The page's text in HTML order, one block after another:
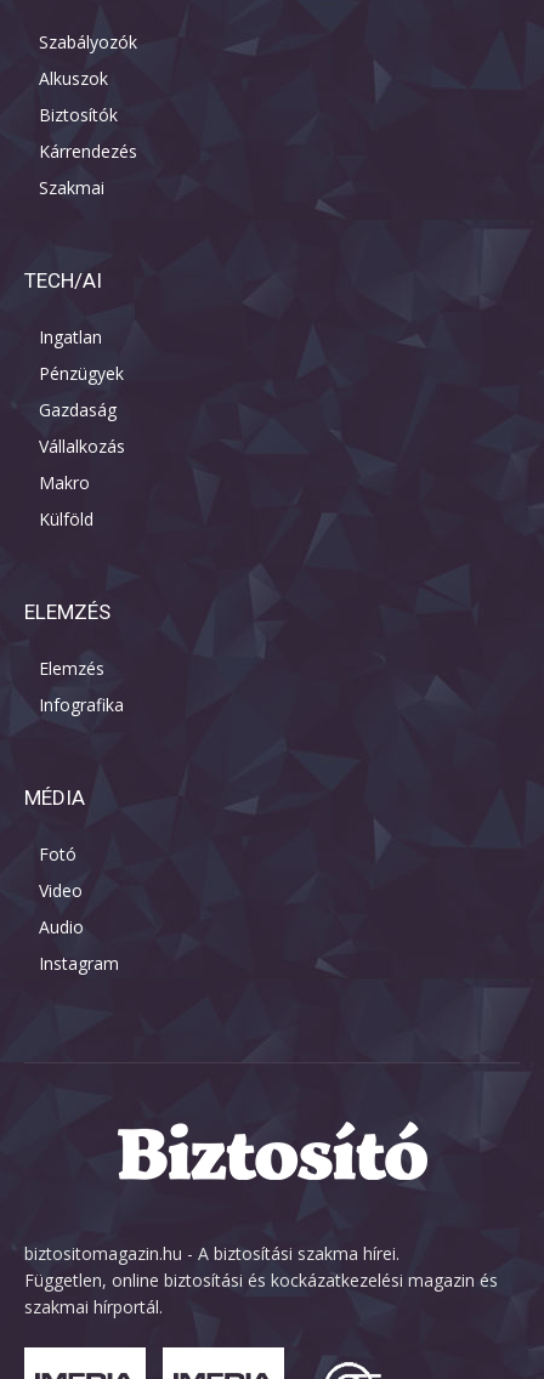
Szabályozók
Alkuszok
Biztosítók
Kárrendezés
Szakmai
TECH/AI
Ingatlan
Pénzügyek
Gazdaság
Vállalkozás
Makro
Külföld
ELEMZÉS
Elemzés
Infografika
MÉDIA
Fotó
Video
Audio
Instagram
biztositomagazin.hu - A biztosítási szakma hírei.
Független, online biztosítási és kockázatkezelési magazin és
szakmai hírportál.